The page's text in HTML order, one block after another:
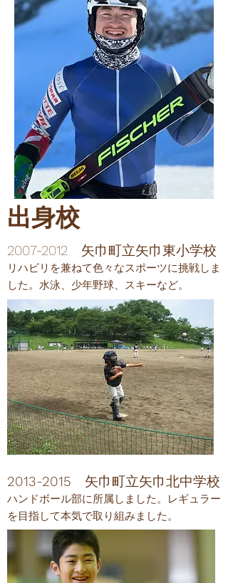
​出身校
2007-2012 矢巾町立矢巾東小学校
​リハビリを兼ねて色々なスポーツに挑戦しま
した。水泳、少年野球、スキーなど。
2013-2015 矢巾町立矢巾北中学校
​ハンドボール部に所属しました。レギュラー
を目指して本気で取り組みました。